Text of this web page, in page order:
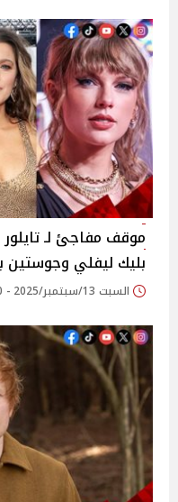
موقف مفاجئ لـ
بليك ليفلي وجوستين
السبت 13/سبتمبر/2025 - 05:30 م